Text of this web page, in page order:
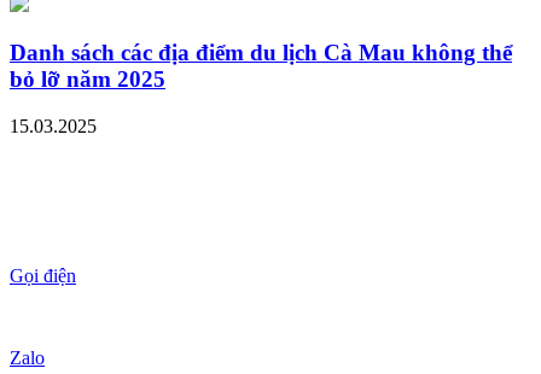
Danh sách các địa điểm du lịch Cà Mau không thể
bỏ lỡ năm 2025
15.03.2025
Gọi điện
Zalo